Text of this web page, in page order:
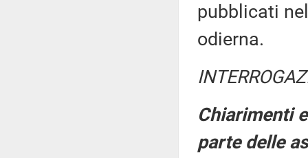
pubblicati
odierna.
Chiarimenti
parte delle